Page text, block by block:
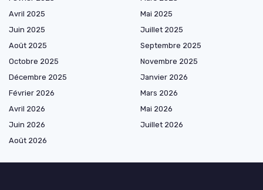
Avril 2025
Mai 2025
Juin 2025
Juillet 2025
Août 2025
Septembre 2025
Octobre 2025
Novembre 2025
Décembre 2025
Janvier 2026
Février 2026
Mars 2026
Avril 2026
Mai 2026
Juin 2026
Juillet 2026
Août 2026